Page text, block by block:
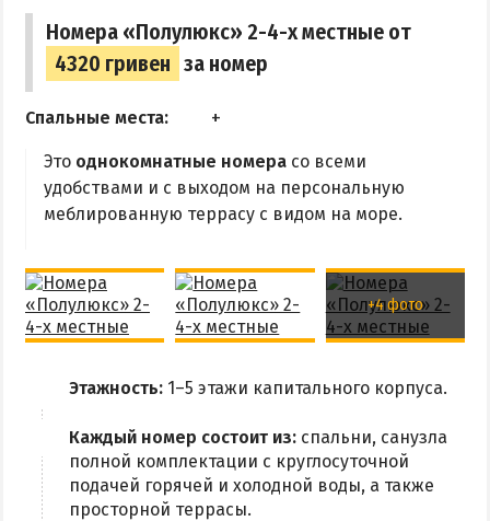
Номера «Полулюкс» 2-4-х местные от
4320 гривен за номер
Спальные места:
Это однокомнатные номера со всеми
удобствами и с выходом на персональную
меблированную террасу с видом на море.
+4 фото
Этажность: 1–5 этажи капитального корпуса.
Каждый номер состоит из: спальни, санузла
полной комплектации с круглосуточной
подачей горячей и холодной воды, а также
просторной террасы.